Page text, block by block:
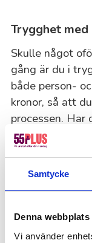
Samtycke
Denna
Vi använder
Trygghet
Skulle något
gång är du i
både person-
kronor, så att
processen.
prisförslag?
Vanliga
När du anlitar
förberedelser